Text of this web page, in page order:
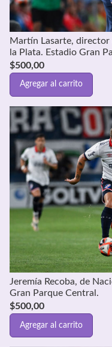
Martín Lasarte, director
la Plata. Estadio Gran
$500,00
Agregar al carrito
Jeremía Recoba, de
Gran Parque Central.
$500,00
Agregar al carrito